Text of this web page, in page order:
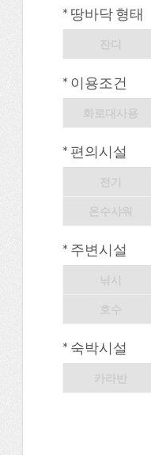
* 땅바닥 형태
* 이용조건
* 편의시설
* 주변시설
* 숙박시설